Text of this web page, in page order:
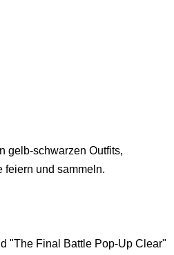
gelb-schwarzen Outfits,
feiern und sammeln.
"The Final Battle Pop-Up Clear"